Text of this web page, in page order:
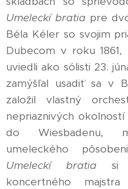
Umeleckí bratiapre
Béla Kéler so svojim
Dubecom v roku
uviedli ako sólisti 23.
zamýšľal usadiť sa v
založil vlastný
nepriaznivých
do Wiesbadenu,
umeleckého
Umeleckí bratiasi
koncertného